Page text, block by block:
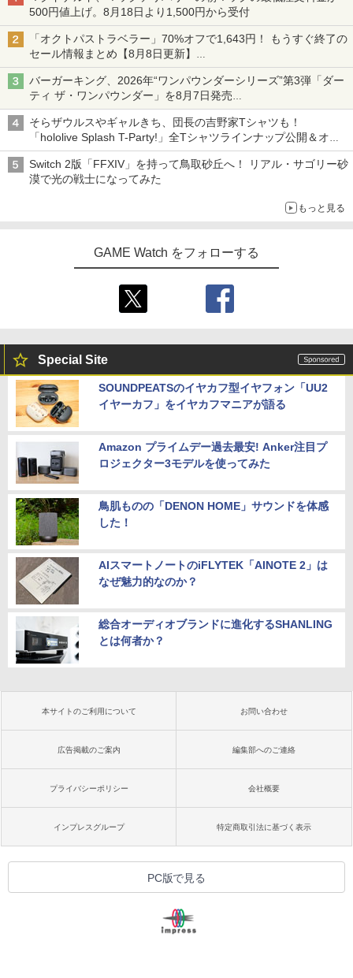
500円値上げ。8月18日より1,500円から受付
「オクトパストラベラー」70%オフで1,643円！ もうすぐ終了の
セール情報まとめ【8月8日更新】
ニンテンドーeショップでは「大神 絶景版」が67%オフで990円
バーガーキング、2026年“ワンパウンダーシリーズ”第3弾「ダー
ティ ザ・ワンパウンダー」を8月7日発売
「特製ガーリックマヨソース」を使用した超大型チーズバーガー
そらザウルスやギャルきち、団長の吉野家Tシャツも！
「hololive Splash T-Party!」全Tシャツラインナップ公開＆オン
ライン販売開始
Switch 2版「FFXIV」を持って鳥取砂丘へ！ リアル・サゴリー砂
漠で光の戦士になってみた
もっと見る
GAME Watch をフォローする
Special Site
SOUNDPEATSのイヤカフ型イヤフォン「UU2
イヤーカフ」をイヤカフマニアが語る
Amazon プライムデー過去最安! Anker注目プ
ロジェクター3モデルを使ってみた
鳥肌ものの「DENON HOME」サウンドを体感
した！
AIスマートノートのiFLYTEK「AINOTE 2」は
なぜ魅力的なのか？
総合オーディオブランドに進化するSHANLING
とは何者か？
本サイトのご利用について お問い合わせ
広告掲載のご案内 編集部へのご連絡
プライバシーポリシー 会社概要
インプレスグループ 特定商取引法に基づく表示
PC版で見る